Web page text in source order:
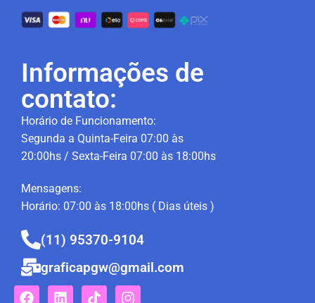
Informações de
contato:
Horário de Funcionamento:
Segunda a Quinta-Feira 07:00 às
20:00hs / Sexta-Feira 07:00 às 18:00hs
Mensagens:
Horário: 07:00 às 18:00hs ( Dias úteis )
(11) 95370-9104
graficapgw@gmail.com